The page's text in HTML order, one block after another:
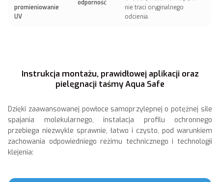
promieniowanie
UV
odporność
nie traci oryginalnego
odcienia.
Instrukcja montażu, prawidłowej aplikacji oraz
pielęgnacji taśmy Aqua Safe
Dzięki zaawansowanej powłoce samoprzylepnej o potężnej sile
spajania molekularnego, instalacja profilu ochronnego
przebiega niezwykle sprawnie, łatwo i czysto, pod warunkiem
zachowania odpowiedniego reżimu technicznego i technologii
klejenia: